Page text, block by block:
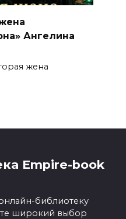
Ангелина
жена
Empire-book
библиотеку
широкий выбор